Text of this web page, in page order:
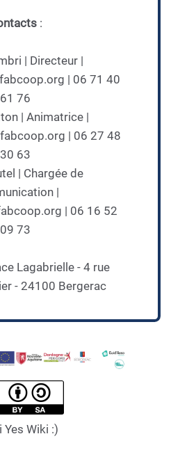
:
| Directeur |
| 06 71 40
61 76
| Animatrice |
| 06 27 48
30 63
| Chargée de
|
| 06 16 52
09 73
Lagabrielle - 4 rue
- 24100 Bergerac
Yes Wiki :)